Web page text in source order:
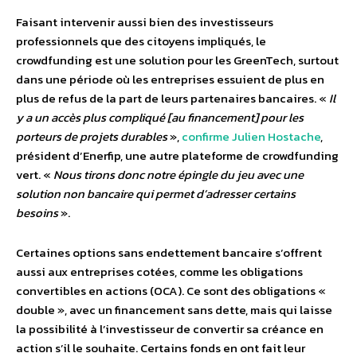
Faisant intervenir aussi bien des investisseurs
professionnels que des citoyens impliqués, le
crowdfunding est une solution pour les GreenTech, surtout
dans une période où les entreprises essuient de plus en
plus de refus de la part de leurs partenaires bancaires. « Il
y a un accès plus compliqué [au financement] pour les
porteurs de projetsdurables»,confirme Julien Hostache,
président d’Enerfip, une autre plateforme de crowdfunding
vert. « Nous tirons donc notre épingle du jeu avec une
solution non bancaire qui permet d’adresser certains
besoins».
Certaines options sans endettement bancaire s’offrent
aussi aux entreprises cotées, comme les obligations
convertibles en actions (OCA). Ce sont des obligations «
double », avec un financement sans dette, mais qui laisse
la possibilité à l’investisseur de convertir sa créance en
action s’il le souhaite. Certains fonds en ont fait leur